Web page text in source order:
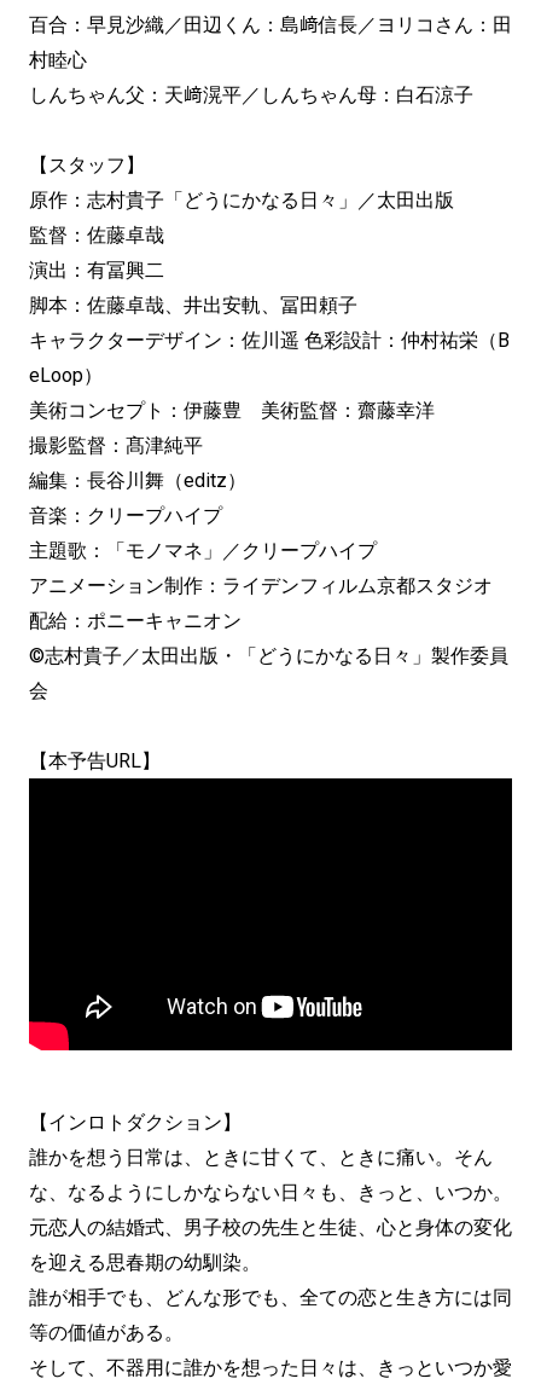
百合：早見沙織／田辺くん：島﨑信長／ヨリコさん：田
村睦心
しんちゃん父：天﨑滉平／しんちゃん母：白石涼子
【スタッフ】
原作：志村貴子「どうにかなる日々」／太田出版
監督：佐藤卓哉
演出：有冨興二
脚本：佐藤卓哉、井出安軌、冨田頼子
キャラクターデザイン：佐川遥 色彩設計：仲村祐栄（B
eLoop）
美術コンセプト：伊藤豊 美術監督：齋藤幸洋
撮影監督：髙津純平
編集：長谷川舞（editz）
音楽：クリープハイプ
主題歌：「モノマネ」／クリープハイプ
アニメーション制作：ライデンフィルム京都スタジオ
配給：ポニーキャニオン
©志村貴子／太田出版・「どうにかなる日々」製作委員
会
【本予告URL】
【インロトダクション】
誰かを想う日常は、ときに甘くて、ときに痛い。そん
な、なるようにしかならない日々も、きっと、いつか。
元恋人の結婚式、男子校の先生と生徒、心と身体の変化
を迎える思春期の幼馴染。
誰が相手でも、どんな形でも、全ての恋と生き方には同
等の価値がある。
そして、不器用に誰かを想った日々は、きっといつか愛